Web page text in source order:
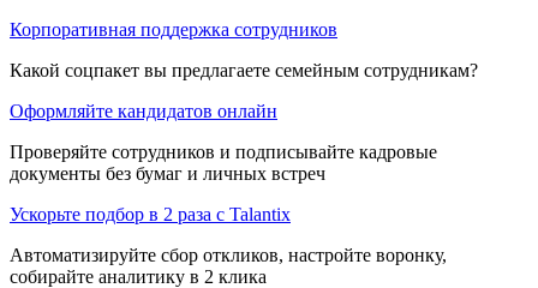
Корпоративная поддержка сотрудников
Какой соцпакет вы предлагаете семейным сотрудникам?
Оформляйте кандидатов онлайн
Проверяйте сотрудников и подписывайте кадровые
документы без бумаг и личных встреч
Ускорьте подбор в 2 раза с Talantix
Автоматизируйте сбор откликов, настройте воронку,
собирайте аналитику в 2 клика